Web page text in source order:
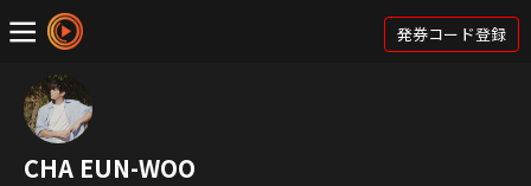
発券コード登録
CHA EUN-WOO